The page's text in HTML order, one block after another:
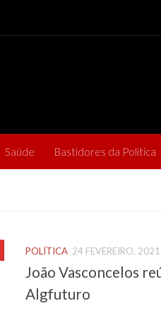
Saúde Bastidores da Política
POLÍTICA 24 FEVEREIRO, 2021
João Vasconcelos
Algfuturo